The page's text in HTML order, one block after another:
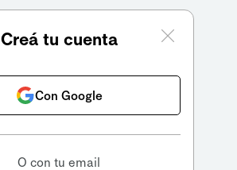
Creá tu cuenta
Con Google
O con tu email